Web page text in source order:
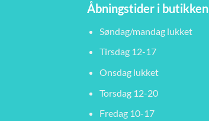
Åbningstider i butikken
Søndag/mandag lukket
Tirsdag 12-17
Onsdag lukket
Torsdag 12-20
Fredag 10-17